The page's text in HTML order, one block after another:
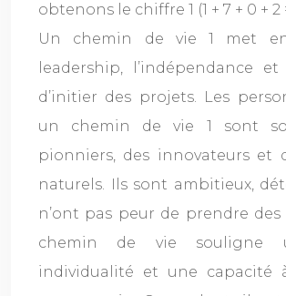
obtenons le chiffre 1 (1 + 7 + 0 + 2 =
Un chemin de vie 1 met
leadership, l’indépendance
d’initier des projets. Les
un chemin de vie 1 sont
pionniers, des innovateurs et
naturels. Ils sont ambitieux,
n’ont pas peur de prendre des
chemin de vie souligne
individualité et une capacité